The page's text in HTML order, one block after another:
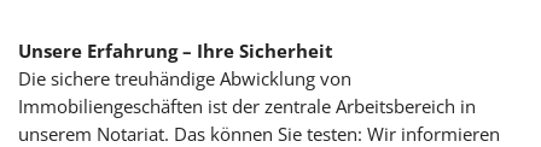
Unsere Erfahrung – Ihre Sicherheit
Die sichere treuhändige Abwicklung von
Immobiliengeschäften ist der zentrale Arbeitsbereich in
unserem Notariat. Das können Sie testen: Wir informieren